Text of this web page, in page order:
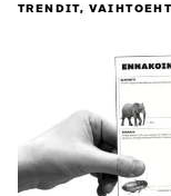
TRENDIT,